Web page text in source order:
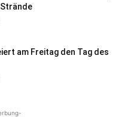
am Freitag den Tag des